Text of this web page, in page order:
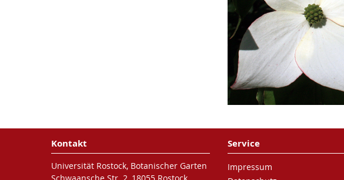
Kontakt
Universität Rostock, Botanischer Garten
Schwaansche Str. 2, 18055 Rostock
Service
Impressum